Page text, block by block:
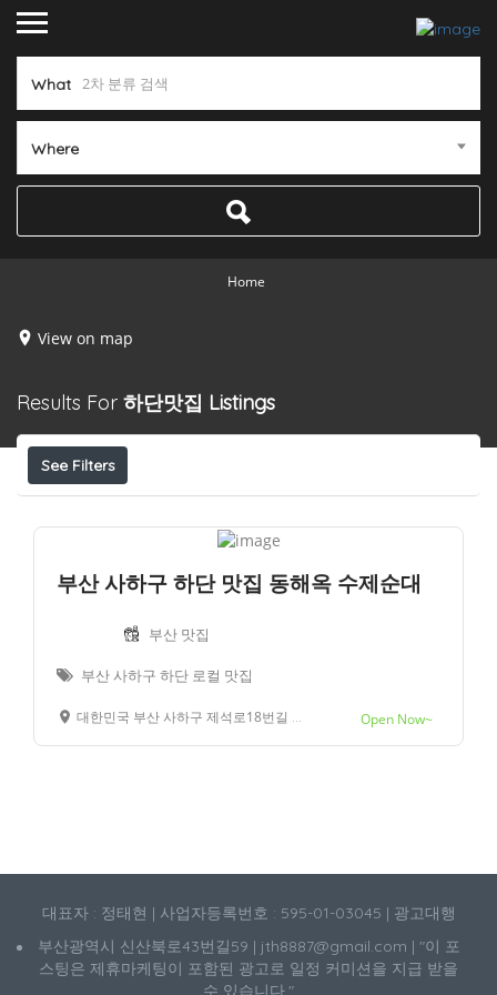
What
Where
Home
View on map
Results For 하단맛집 Listings
See Filters
부산 사하구 하단 맛집 동해옥 수제순대
부산 맛집
부산 사하구 하단 로컬 맛집
대한민국 부산 사하구 제석로18번길 78 Open Now~
대표자 : 정태현 | 사업자등록번호 : 595-01-03045 | 광고대행
부산광역시 신산북로43번길59 | jth8887@gmail.com | "이 포
스팅은 제휴마케팅이 포함된 광고로 일정 커미션을 지급 받을
수 있습니다."